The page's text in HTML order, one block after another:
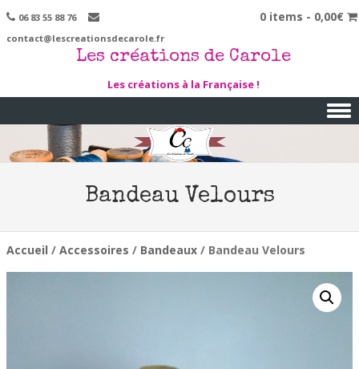
06 83 55 88 76
contact@lescreationsdecarole.fr
0 items - 0,00€
Les créations de Carole
Les créations à la Française !
Skip to content
Bandeau Velours
Accueil / Accessoires / Bandeaux / Bandeau Velours